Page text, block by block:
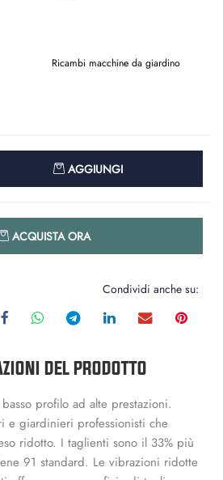
Ricambi macchine da giardino
AGGIUNGI
ACQUISTA ORA
Condividi anche su:
DEL PRODOTTO
profilo ad alte prestazioni.
e giardinieri professionisti che
ridotto. I taglienti sono il 33% più
91 standard. Le vibrazioni ridotte